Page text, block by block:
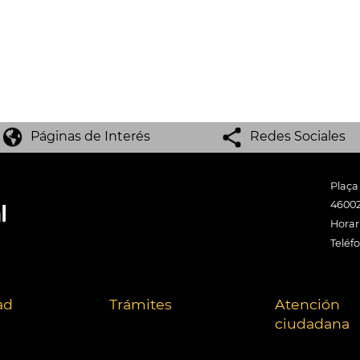
Páginas de Interés Redes Sociales
Trámites
Atención
ciudadana